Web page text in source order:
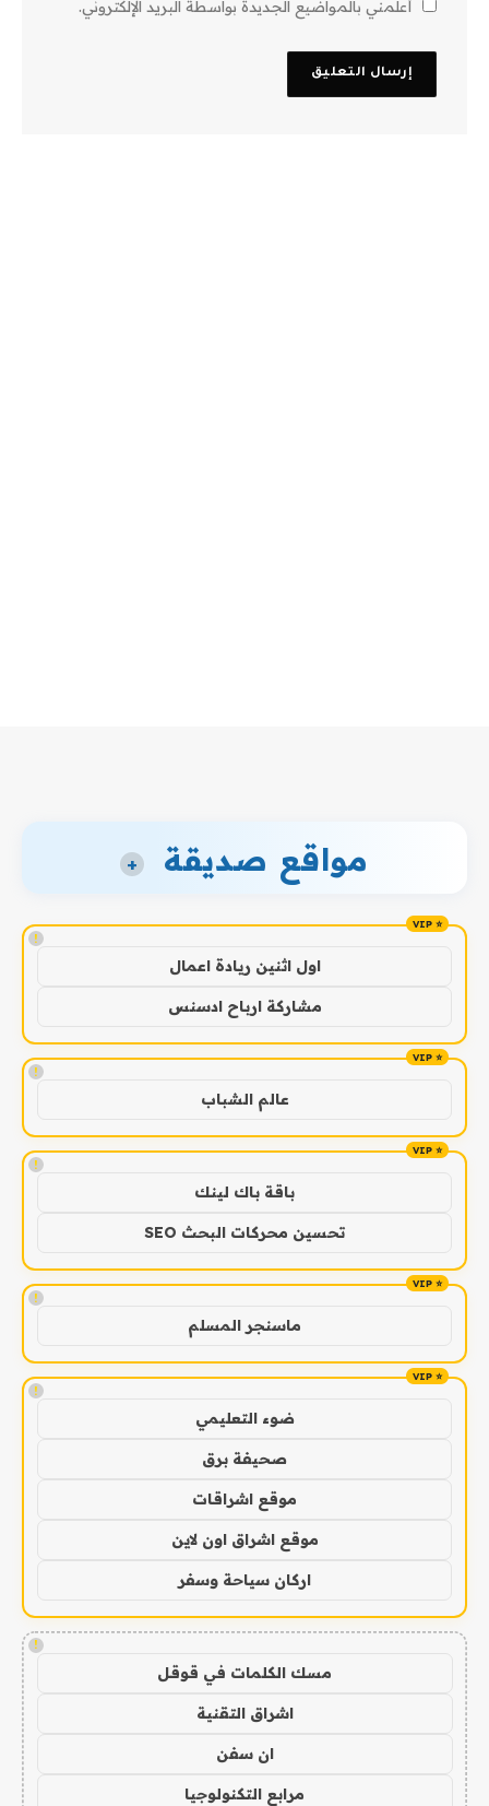
أعلمني بالمواضيع الجديدة بواسطة البريد الإلكتروني.
مواقع صديقة +
!
اول اثنين ريادة اعمال
مشاركة ارباح ادسنس
!
عالم الشباب
!
باقة باك لينك
تحسين محركات البحث SEO
!
ماسنجر المسلم
!
ضوء التعليمي
صحيفة برق
موقع اشراقات
موقع اشراق اون لاين
اركان سياحة وسفر
!
مسك الكلمات في قوقل
اشراق التقنية
ان سفن
مرابع التكنولوجيا